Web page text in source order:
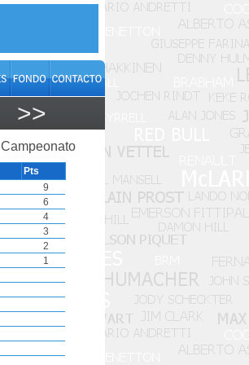
>>
Campeonato
Pts
9
6
4
3
2
1